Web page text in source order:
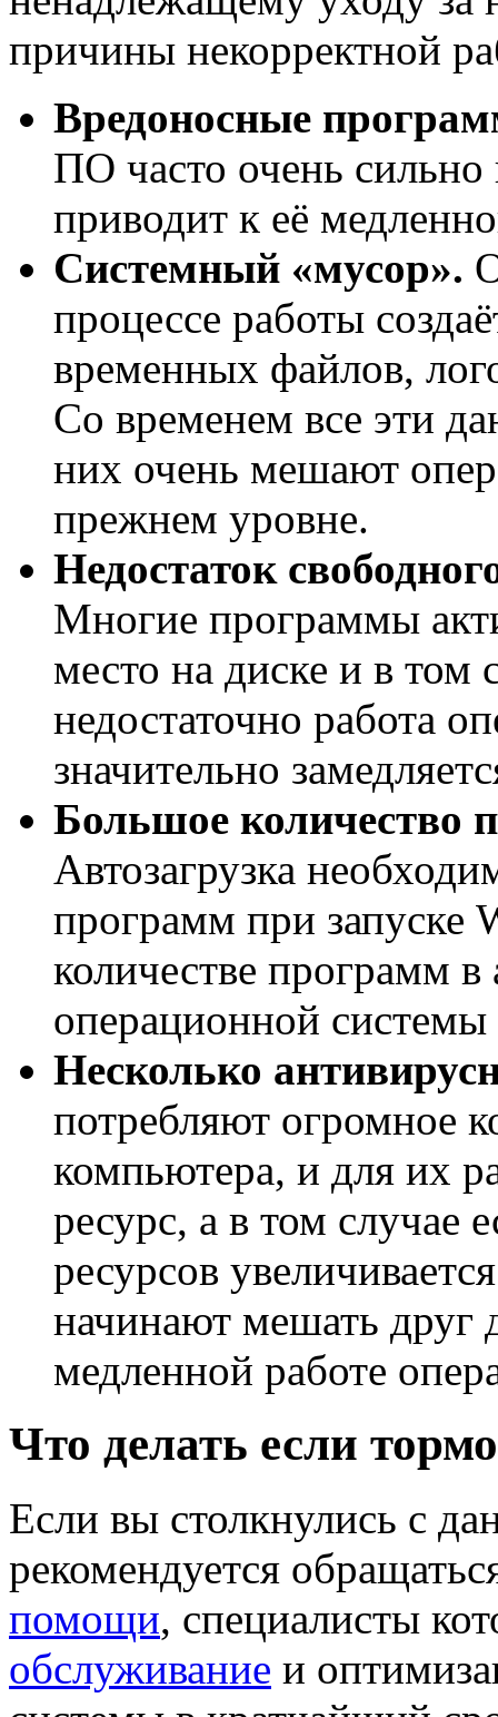
причины некорректной
Вредоносные
ПО часто очень сильно
приводит к её
Системный «мусор».
процессе работы
временных файлов,
Со временем все эти
них очень мешают
прежнем уровне.
Недостаток
Многие программы
место на диске и в том
недостаточно работа
значительно
Большое количество
Автозагрузка
программ при запуске
количестве программ в
операционной
Несколько
потребляют огромное
компьютера, и для их
ресурс, а в том случае
ресурсов
начинают мешать друг
медленной работе
Что делать если
Если вы столкнулись с
рекомендуется
помощи, специалисты
обслуживание и